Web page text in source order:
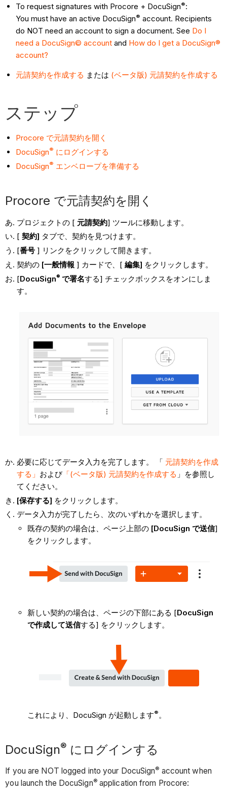
To request signatures with Procore + DocuSign®:
You must have an active DocuSign® account. Recipients
do NOT need an account to sign a document. See Do I
need a DocuSign© account and How do I get a DocuSign®
account?
元請契約を作成する または (ベータ版) 元請契約を作成する
ステップ
Procore で元請契約を開く
DocuSign® にログインする
DocuSign® エンベロープを準備する
Procore で元請契約を開く
プロジェクトの [ 元請契約] ツールに移動します。
[ 契約] タブで、契約を見つけます。
[番号] リンクをクリックして開きます。
契約の [一般情報 ] カードで、[ 編集] をクリックします。
[DocuSign® で署名する] チェックボックスをオンにしま
す。
必要に応じてデータ入力を完了します。 「 元請契約を作成
する」 および「(ベータ版) 元請契約を作成する 」を参照し
てください。
[保存する] をクリックします。
データ入力が完了したら、次のいずれかを選択します。
既存の契約の場合は、ページ上部の [DocuSign で送信]
をクリックします。
新しい契約の場合は、ページの下部にある [DocuSign
で作成して送信する] をクリックします。
これにより、DocuSign が起動します®。
DocuSign® にログインする
If you are NOT logged into your DocuSign® account when
you launch the DocuSign®application from Procore: